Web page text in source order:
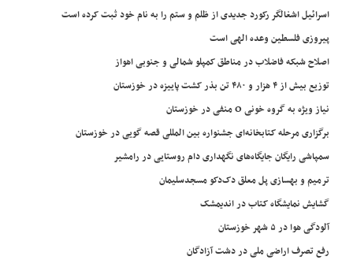
اسرائیل اشغالگر رکورد جدیدی از ظلم و ستم را به نام خود ثبت کرده است
پیروزی فلسطین وعده الهی است
اصلاح شبکه فاضلاب در مناطق کمپلو شمالی و جنوبی اهواز
توزیع بیش از ۴ هزار و ۴۸۰ تن بذر کشت پاییزه در خوزستان
نیاز ویژه به گروه خونی O منفی در خوزستان
برگزاری مرحله کتابخانه‌ای جشنواره بین المللی قصه گویی در خوزستان
سمپاشی رایگان جایگاه‌های نگهداری دام روستایی در رامشیر
ترمیم و بهسازی پل معلق دک‌دکو مسجدسلیمان
گشایش نمایشگاه کتاب در اندیمشک
آلودگی هوا در ۵ شهر خوزستان
رفع تصرف اراضی ملی در دشت آزادگان